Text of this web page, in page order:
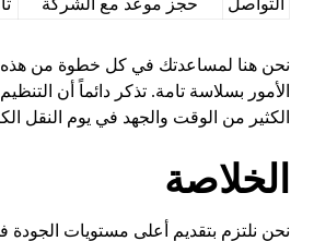
التواصل
حجز موعد مع الشركة
نحن هنا لمساعدتك في كل خطوة من هذه
الأمور بسلاسة تامة. تذكر دائماً أن
الكثير من الوقت والجهد في يوم النقل
الخلاصة
نحن نلتزم بتقديم أعلى مستويات